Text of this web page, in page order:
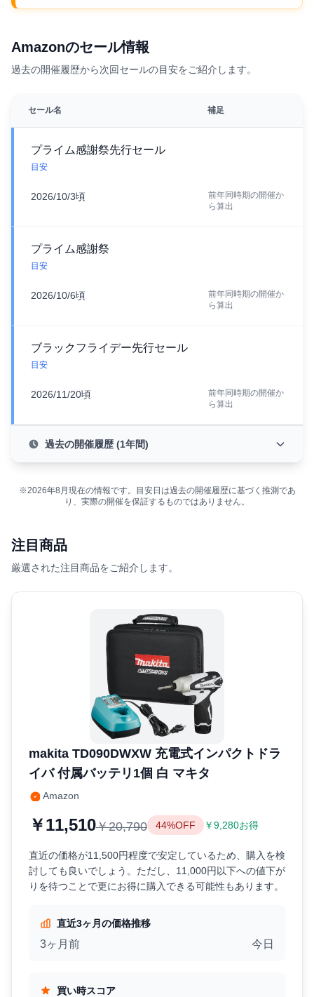
Amazonのセール情報
過去の開催履歴から次回セールの目安をご紹介します。
セール名 補足
プライム感謝祭先行セール
目安
2026/10/3頃
前年同時期の開催か
ら算出
プライム感謝祭
目安
2026/10/6頃
前年同時期の開催か
ら算出
ブラックフライデー先行セール
目安
2026/11/20頃
前年同時期の開催か
ら算出
過去の開催履歴 (1年間)
※2026年8月現在の情報です。目安日は過去の開催履歴に基づく推測であ
り、実際の開催を保証するものではありません。
注目商品
厳選された注目商品をご紹介します。
makita TD090DWXW 充電式インパクトドラ
イバ 付属バッテリ1個 白 マキタ
Amazon
￥11,510￥20,790 44%OFF ￥9,280お得
直近の価格が11,500円程度で安定しているため、購入を検
討しても良いでしょう。ただし、11,000円以下への値下が
りを待つことで更にお得に購入できる可能性もあります。
直近3ヶ月の価格推移
3ヶ月前 今日
買い時スコア